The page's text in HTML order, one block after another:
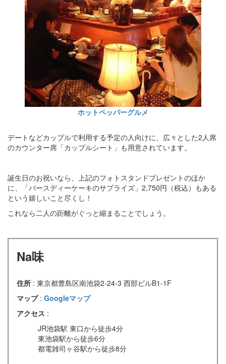
ホットペッパーグルメ
デートなどカップルで利用する予定の人向けに、広々とした2人席
のカウンター席「カップルシート」も用意されています。
誕生日のお祝いなら、上記のフォトスタンドプレゼントのほか
に、「バースディーケーキのサプライズ」2,750円（税込）もある
という嬉しいこと尽くし！
これなら二人の距離がぐっと縮まることでしょう。
Na味
住所 : 東京都豊島区南池袋2-24-3 西部ビルB1-1F
マップ : Googleマップ
アクセス :
JR池袋駅 東口から徒歩4分
東池袋駅から徒歩6分
都電雑司ヶ谷駅から徒歩8分